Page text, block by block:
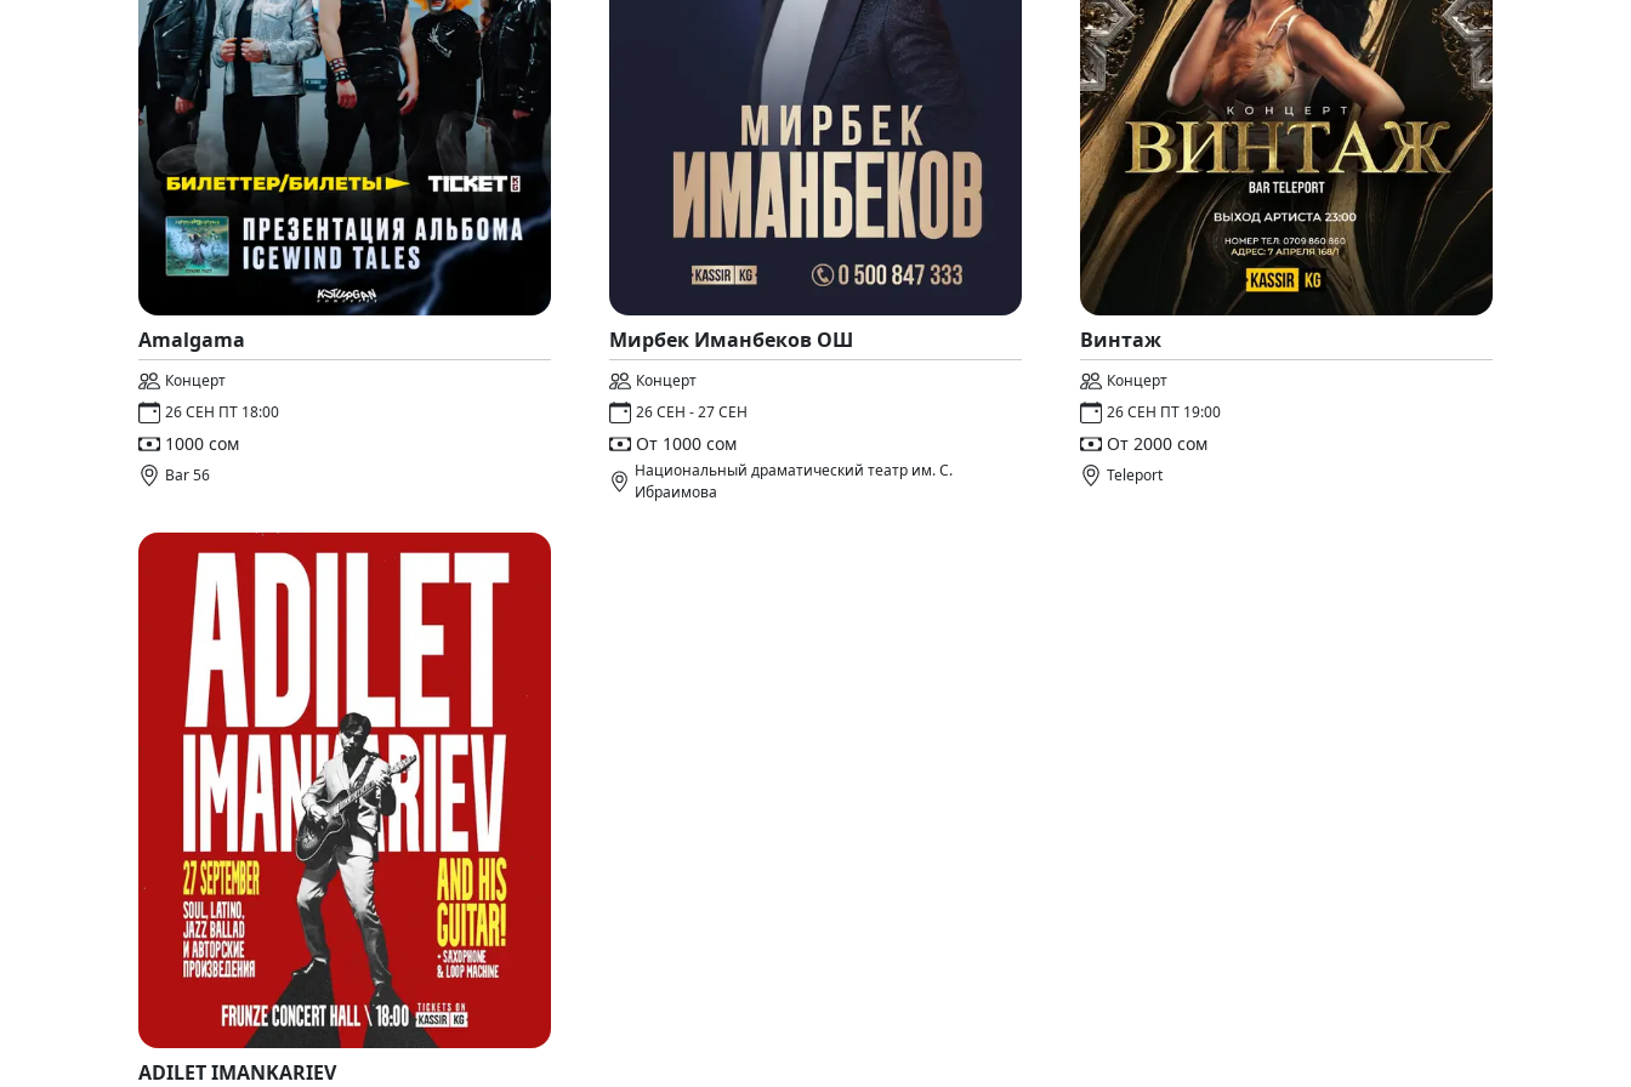
Amalgama
Концерт
26 СЕН ПТ 18:00
1000 сом
Bar 56
Мирбек Иманбеков ОШ
Концерт
26 СЕН - 27 СЕН
От 1000 сом
Национальный драматический театр им. С.
Ибраимова
Винтаж
Концерт
26 СЕН ПТ 19:00
От 2000 сом
Teleport
ADILET IMANKARIEV